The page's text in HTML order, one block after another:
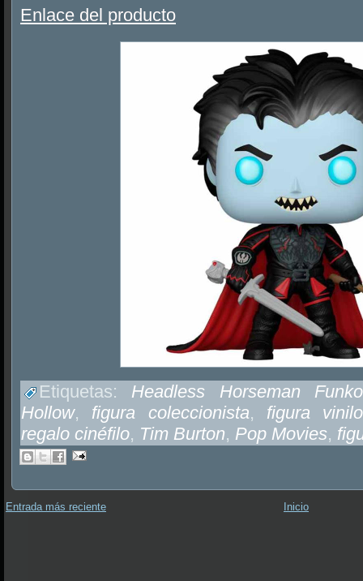
Enlace del producto
Etiquetas: Headless Horseman Funko
Hollow, figura coleccionista, figura vinilo
regalo cinéfilo, Tim Burton, Pop Movies,
Entrada más reciente Inicio